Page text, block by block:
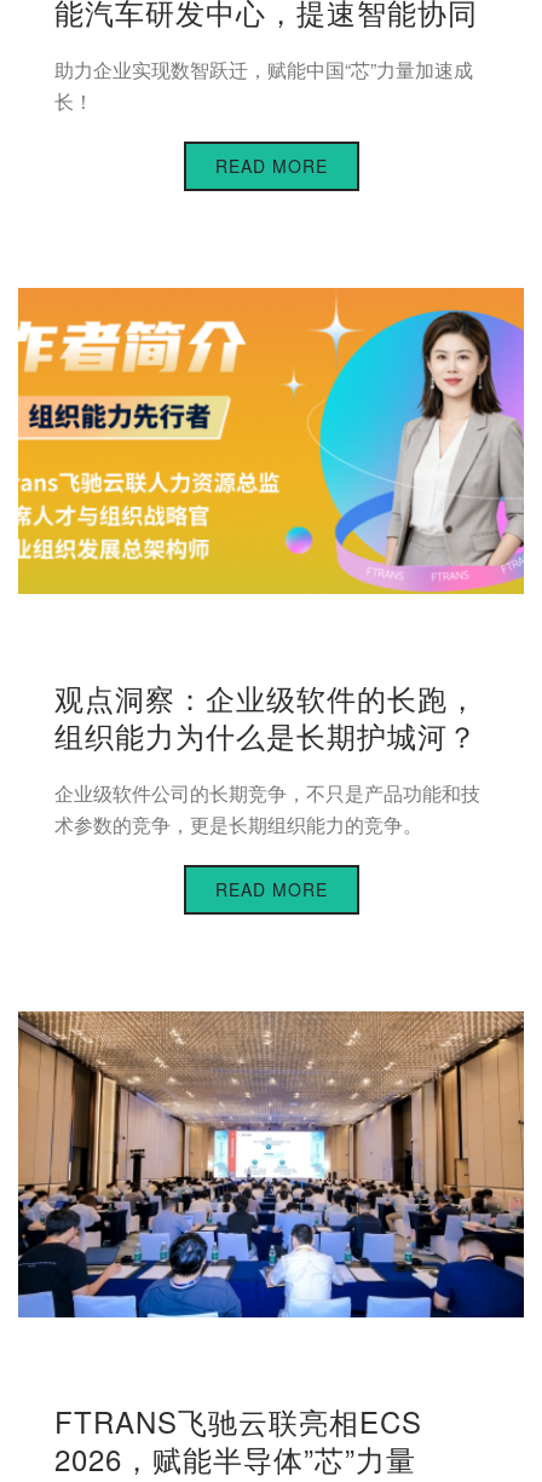
能汽车研发中心，提速智能协同
助力企业实现数智跃迁，赋能中国“芯”力量加速成
长！
READ MORE
观点洞察：企业级软件的长跑，
组织能力为什么是长期护城河？
企业级软件公司的长期竞争，不只是产品功能和技
术参数的竞争，更是长期组织能力的竞争。
READ MORE
FTRANS飞驰云联亮相ECS
2026，赋能半导体”芯”力量